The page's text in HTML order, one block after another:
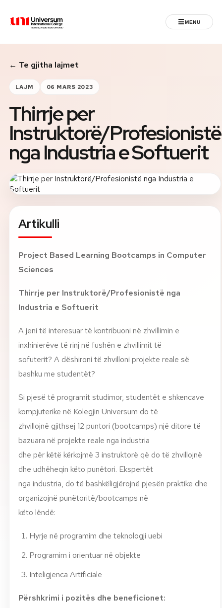
Universum University ☰MENU
MENU
Ballina
Regjistrimet
Programet
Jeta Studentore
Ndërkombëtare
Lajme
Kontakti
GJUHA
HYR
UMS Staff
UMS Students
← Te gjitha lajmet
LAJM 06 MARS 2023
Thirrje per
Instruktorë/Profesionistë
nga Industria e Softuerit
Artikulli
Project Based Learning Bootcamps in Computer
Sciences
Thirrje per Instruktorë/Profesionistë nga
Industria e Softuerit
A jeni të interesuar të kontribuoni në zhvillimin e
inxhinierëve të rinj në fushën e zhvillimit të
sofuterit? A dëshironi të zhvilloni projekte reale së
bashku me studentët?
Si pjesë të programit studimor, studentët e shkencave
kompjuterike në Kolegjin Universum do të
zhvillojnë gjithsej 12 puntori (bootcamps) një ditore të
bazuara në projekte reale nga industria
dhe për këtë kërkojmë 3 instruktorë që do të zhvillojnë
dhe udhëheqin këto punëtori. Ekspertët
nga industria, do të bashkëligjërojnë pjesën praktike dhe
organizojnë punëtoritë/bootcamps në
këto lëndë:
Hyrje në programim dhe teknologji uebi
Programim i orientuar në objekte
Inteligjenca Artificiale
Përshkrimi i pozitës dhe beneficionet: